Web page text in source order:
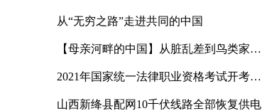
从“无穷之路”走进共同的中国
【母亲河畔的中国】从脏乱差到鸟类家园 黄河滩地公园是
2021年国家统一法律职业资格考试开考 青海考生人数创新高
山西新绛县配网10千伏线路全部恢复供电